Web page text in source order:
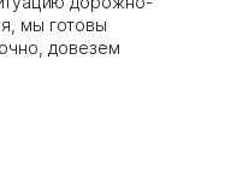
мы готовы
довезем